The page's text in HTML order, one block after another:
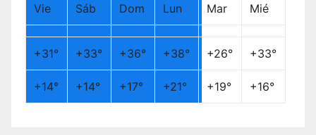
Vie Sáb Dom Lun Mar Mié
+31° +33° +36° +38° +26° +33°
+14° +14° +17° +21° +19° +16°